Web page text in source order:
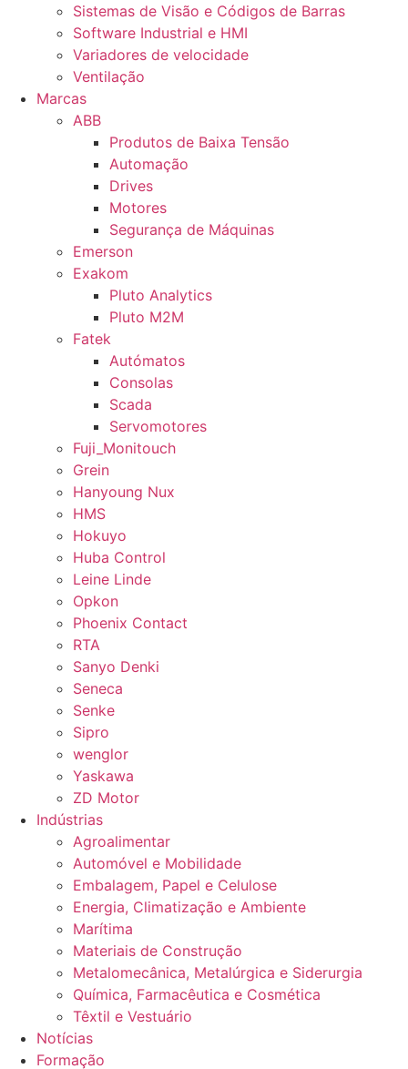
Sistemas de Visão e Códigos de Barras
Software Industrial e HMI
Variadores de velocidade
Ventilação
Marcas
ABB
Produtos de Baixa Tensão
Automação
Drives
Motores
Segurança de Máquinas
Emerson
Exakom
Pluto Analytics
Pluto M2M
Fatek
Autómatos
Consolas
Scada
Servomotores
Fuji_Monitouch
Grein
Hanyoung Nux
HMS
Hokuyo
Huba Control
Leine Linde
Opkon
Phoenix Contact
RTA
Sanyo Denki
Seneca
Senke
Sipro
wenglor
Yaskawa
ZD Motor
Indústrias
Agroalimentar
Automóvel e Mobilidade
Embalagem, Papel e Celulose
Energia, Climatização e Ambiente
Marítima
Materiais de Construção
Metalomecânica, Metalúrgica e Siderurgia
Química, Farmacêutica e Cosmética
Têxtil e Vestuário
Notícias
Formação